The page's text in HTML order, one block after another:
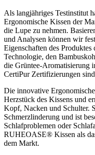
Als langjähriges Testinstitut
Ergonomische Kissen der
die Lupe zu nehmen.
und Analysen können wir
Eigenschaften des
Technologie, den
die Grüntee-
CertiPur Zertifizierungen
Die innovative
Herzstück des Kissens und
Kopf, Nacken und Schulter.
Schmerzlinderung und ist
Schlafproblemen oder
RUHEOASE® Kissen als
dem Markt.